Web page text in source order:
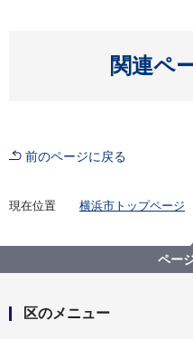
関連ペ
前のページに戻る
現在位置 横浜市トップページ
旭区市民活動支援セ
講座・イベント情報
ペー
区のメニュー